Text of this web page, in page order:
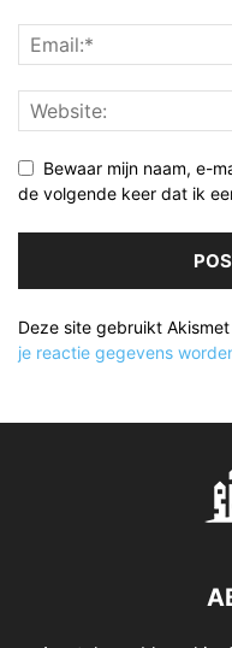
Bewaar mijn naam, e-
de volgende keer dat ik
Deze site gebruikt
je reactie gegevens